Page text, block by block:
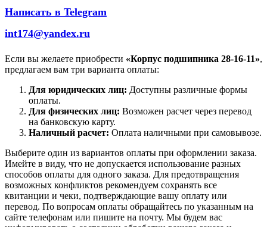
Написать в Telegram
int174@yandex.ru
Если вы желаете приобрести «Корпус подшипника 28-16-11»,
предлагаем вам три варианта оплаты:
Для юридических лиц: Доступны различные формы
оплаты.
Для физических лиц: Возможен расчет через перевод
на банковскую карту.
Наличный расчет: Оплата наличными при самовывозе.
Выберите один из вариантов оплаты при оформлении заказа.
Имейте в виду, что не допускается использование разных
способов оплаты для одного заказа. Для предотвращения
возможных конфликтов рекомендуем сохранять все
квитанции и чеки, подтверждающие вашу оплату или
перевод. По вопросам оплаты обращайтесь по указанным на
сайте телефонам или пишите на почту. Мы будем вас